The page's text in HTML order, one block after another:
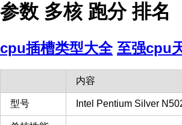
参数 多核 跑分 排名
cpu插槽类型大全 至强cpu
内容
型号 Intel Pentium Silver